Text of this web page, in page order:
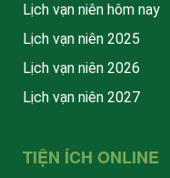
Lịch vạn niên hôm nay
Lịch vạn niên 2025
Lịch vạn niên 2026
Lịch vạn niên 2027
TIỆN ÍCH ONLINE